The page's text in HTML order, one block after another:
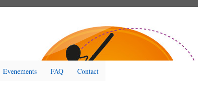
Evenements FAQ Contact